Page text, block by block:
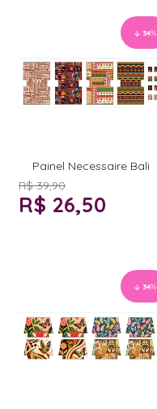
34%
Painel Necessaire Bali
R$ 39,90
R$ 26,50
34%